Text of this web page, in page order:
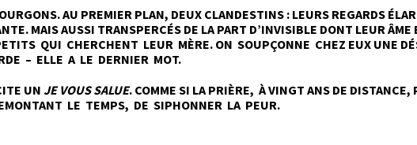
AU PREMIER PLAN, DEUX CLANDESTINS : LEURS REGARDS
MAIS AUSSI TRANSPERCÉS DE LA PART D’INVISIBLE DONT LEUR
QUI CHERCHENT LEUR MÈRE. ON SOUPÇONNE CHEZ EUX UNE
– ELLE A LE DERNIER MOT.
UNJE VOUS SALUE. COMME SI LA PRIÈRE, À VINGT ANS DE
LE TEMPS, DE SIPHONNER LA PEUR.